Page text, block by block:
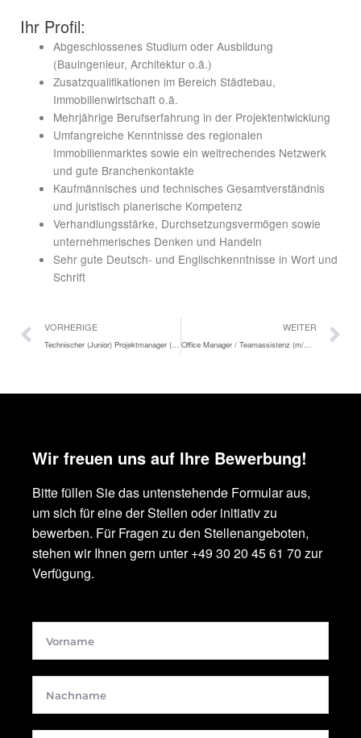
Ihr Profil:
Abgeschlossenes Studium oder Ausbildung
(Bauingenieur, Architektur o.ä.)
Zusatzqualifikationen im Bereich Städtebau,
Immobilienwirtschaft o.ä.
Mehrjährige Berufserfahrung in der Projektentwicklung
Umfangreiche Kenntnisse des regionalen
Immobilienmarktes sowie ein weitrechendes Netzwerk
und gute Branchenkontakte
Kaufmännisches und technisches Gesamtverständnis
und juristisch planerische Kompetenz
Verhandlungsstärke, Durchsetzungsvermögen sowie
unternehmerisches Denken und Handeln
Sehr gute Deutsch- und Englischkenntnisse in Wort und
Schrift
Zurück
VORHERIGE
Technischer (Junior) Projektmanager (m/w/d)
WEITER
Office Manager / Teamassistenz (m/w/d)
Wir freuen uns auf Ihre Bewerbung!
Bitte füllen Sie das untenstehende Formular aus,
um sich für eine der Stellen oder initiativ zu
bewerben. Für Fragen zu den Stellenangeboten,
stehen wir Ihnen gern unter +49 30 20 45 61 70 zur
Verfügung.